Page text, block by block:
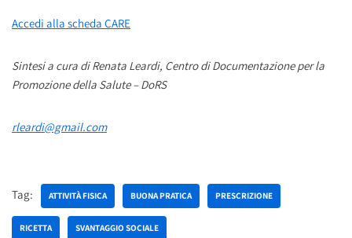
Accedi alla scheda CARE
Sintesi a cura di Renata Leardi, Centro di Documentazione per la
Promozione della Salute – DoRS
rleardi@gmail.com
Tag: ATTIVITÀ FISICA BUONA PRATICA PRESCRIZIONE
RICETTA SVANTAGGIO SOCIALE